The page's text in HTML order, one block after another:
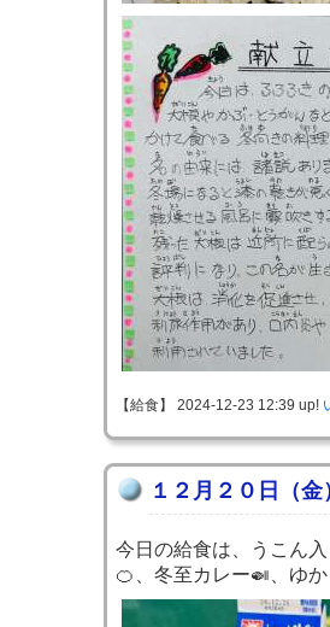
【給食】 2024-12-23 12:39 up!
１２月２０日（金
今日の給食は、うこん
🍊、冬至カレー🍛、ゆ